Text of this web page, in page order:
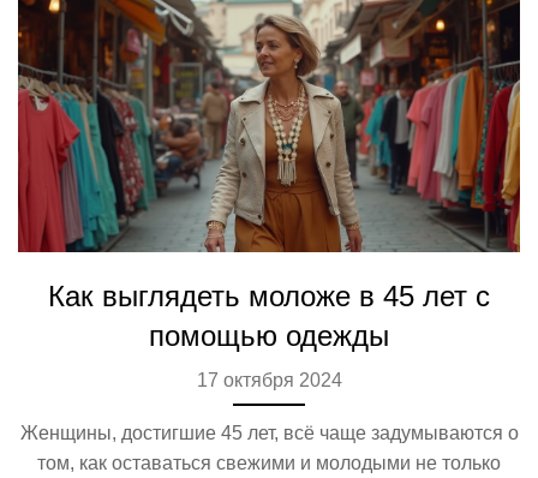
Как выглядеть моложе в 45 лет с
помощью одежды
17 октября 2024
Женщины, достигшие 45 лет, всё чаще задумываются о
том, как оставаться свежими и молодыми не только